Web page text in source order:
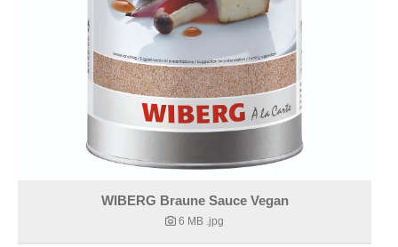
WIBERG Braune Sauce Vegan
6 MB .jpg